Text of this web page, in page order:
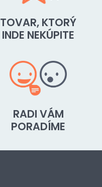
TOVAR, KTORÝ
INDE NEKÚPITE
RADI VÁM
PORADÍME